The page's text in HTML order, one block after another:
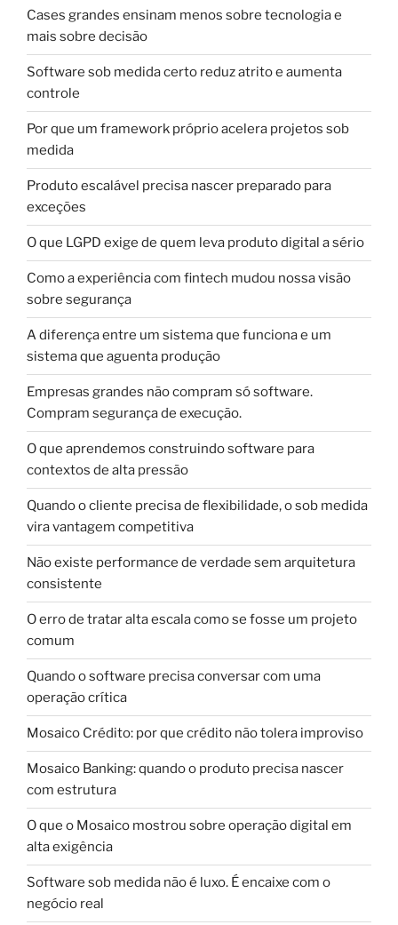
Cases grandes ensinam menos sobre tecnologia e
mais sobre decisão
Software sob medida certo reduz atrito e aumenta
controle
Por que um framework próprio acelera projetos sob
medida
Produto escalável precisa nascer preparado para
exceções
O que LGPD exige de quem leva produto digital a sério
Como a experiência com fintech mudou nossa visão
sobre segurança
A diferença entre um sistema que funciona e um
sistema que aguenta produção
Empresas grandes não compram só software.
Compram segurança de execução.
O que aprendemos construindo software para
contextos de alta pressão
Quando o cliente precisa de flexibilidade, o sob medida
vira vantagem competitiva
Não existe performance de verdade sem arquitetura
consistente
O erro de tratar alta escala como se fosse um projeto
comum
Quando o software precisa conversar com uma
operação crítica
Mosaico Crédito: por que crédito não tolera improviso
Mosaico Banking: quando o produto precisa nascer
com estrutura
O que o Mosaico mostrou sobre operação digital em
alta exigência
Software sob medida não é luxo. É encaixe com o
negócio real